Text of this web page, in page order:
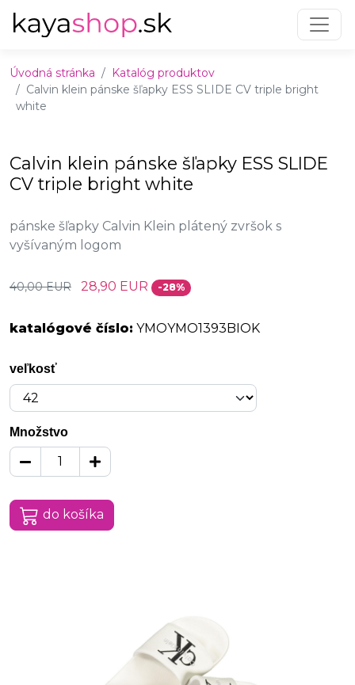
Úvodná stránka
Katalóg produktov
Calvin klein pánske šľapky ESS SLIDE CV triple bright
white
Calvin klein pánske šľapky ESS SLIDE
CV triple bright white
pánske šľapky Calvin Klein plátený zvršok s
vyšívaným logom
40,00 EUR 28,90 EUR -28%
katalógové číslo: YMOYMO1393BIOK
veľkosť
Množstvo
do košíka